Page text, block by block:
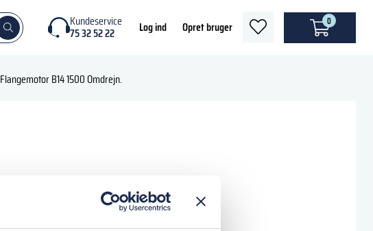
Kundeservice
75 32 52 22 Log ind Opret bruger
heart
0
Flangemotor B14 1500 Omdrejn.